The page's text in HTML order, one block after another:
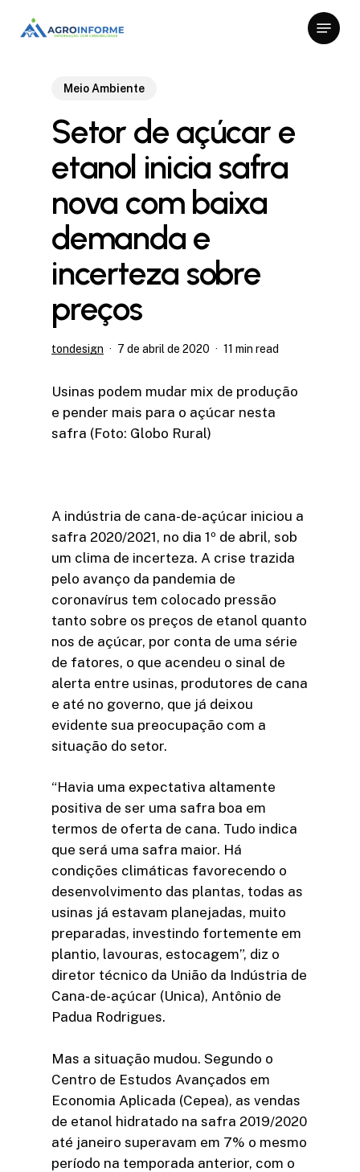
Menu
Meio Ambiente
Setor de açúcar e
etanol inicia safra
nova com baixa
demanda e
incerteza sobre
preços
tondesign 7 de abril de 2020 11 min read
Usinas podem mudar mix de produção
e pender mais para o açúcar nesta
safra (Foto: Globo Rural)
A indústria de cana-de-açúcar iniciou a
safra 2020/2021, no dia 1º de abril, sob
um clima de incerteza. A crise trazida
pelo avanço da pandemia de
coronavírus tem colocado pressão
tanto sobre os preços de etanol quanto
nos de açúcar, por conta de uma série
de fatores, o que acendeu o sinal de
alerta entre usinas, produtores de cana
e até no governo, que já deixou
evidente sua preocupação com a
situação do setor.
“Havia uma expectativa altamente
positiva de ser uma safra boa em
termos de oferta de cana. Tudo indica
que será uma safra maior. Há
condições climáticas favorecendo o
desenvolvimento das plantas, todas as
usinas já estavam planejadas, muito
preparadas, investindo fortemente em
plantio, lavouras, estocagem”, diz o
diretor técnico da União da Indústria de
Cana-de-açúcar (Unica), Antônio de
Padua Rodrigues.
Mas a situação mudou. Segundo o
Centro de Estudos Avançados em
Economia Aplicada (Cepea), as vendas
de etanol hidratado na safra 2019/2020
até janeiro superavam em 7% o mesmo
período na temporada anterior, com o